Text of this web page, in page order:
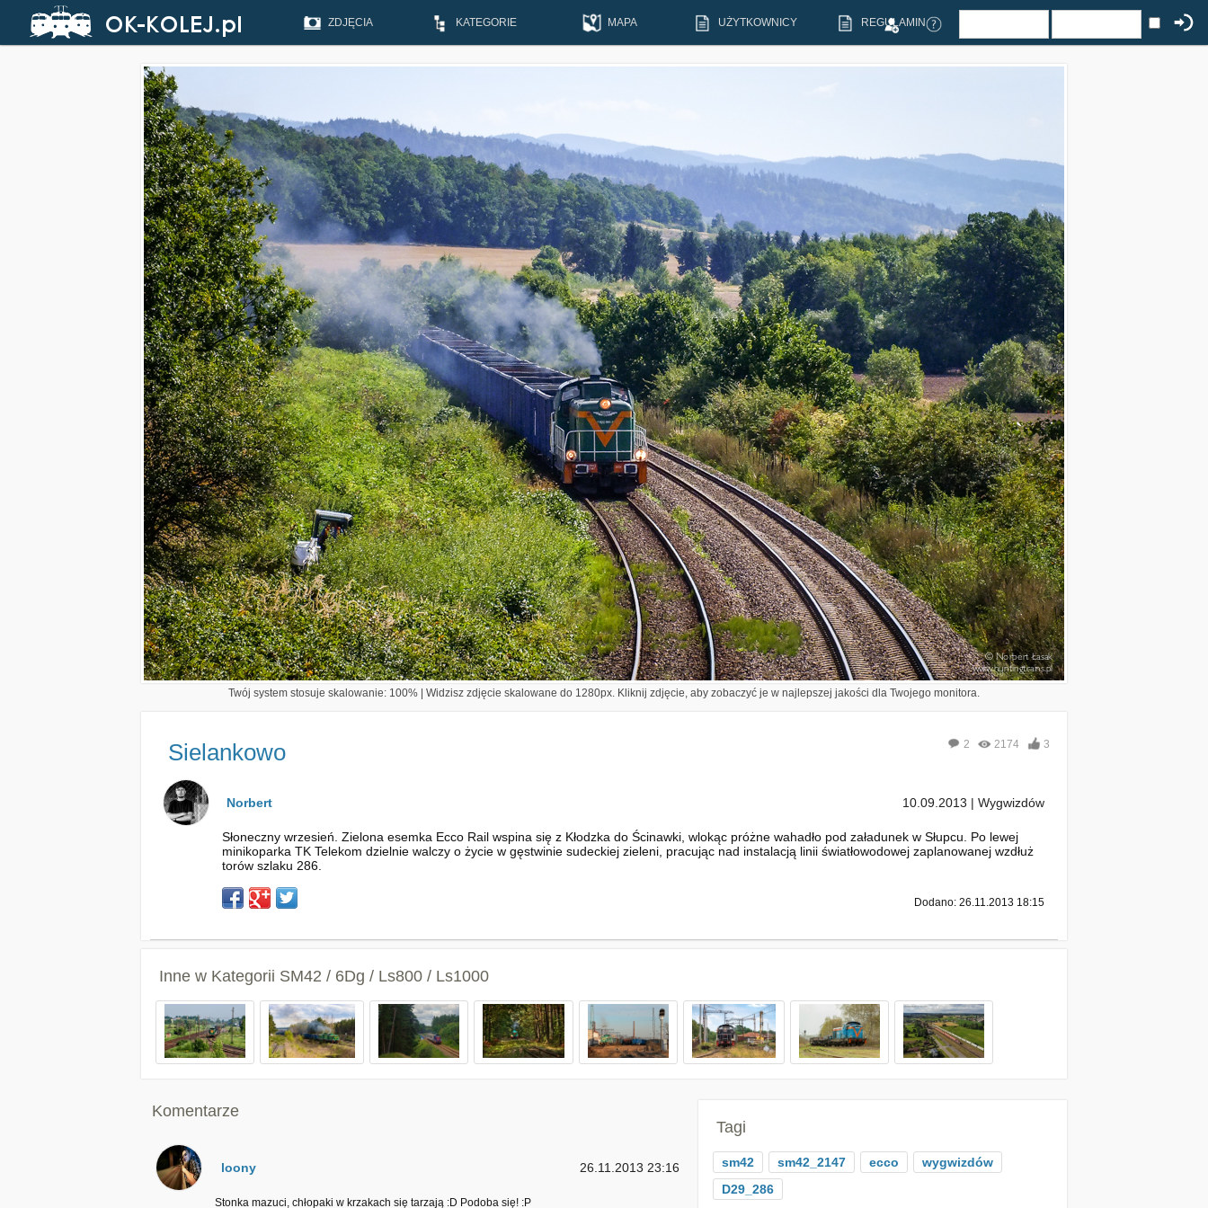
ZDJĘCIA KATEGORIE MAPA UŻYTKOWNICY REGULAMIN
Twój system stosuje skalowanie: 100% | Widzisz zdjęcie skalowane do 1280px. Kliknij zdjęcie, aby zobaczyć je w najlepszej jakości dla Twojego monitora.
Sielankowo 2 2174 3
Norbert 10.09.2013 | Wygwizdów
Słoneczny wrzesień. Zielona esemka Ecco Rail wspina się z Kłodzka do Ścinawki, wlokąc próżne wahadło pod załadunek w Słupcu. Po lewej
minikoparka TK Telekom dzielnie walczy o życie w gęstwinie sudeckiej zieleni, pracując nad instalacją linii światłowodowej zaplanowanej wzdłuż
torów szlaku 286.
Dodano: 26.11.2013 18:15
Inne w Kategorii SM42 / 6Dg / Ls800 / Ls1000
Komentarze
loony 26.11.2013 23:16
Stonka mazuci, chłopaki w krzakach się tarzają :D Podoba się! :P
Tagi
sm42 sm42_2147 ecco
wygwizdów
D29_286